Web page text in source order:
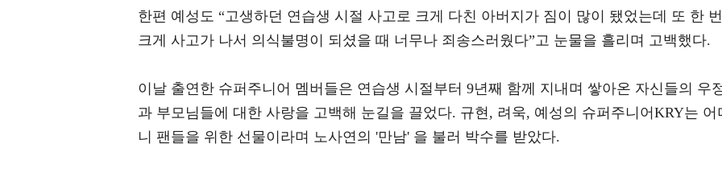
한편 예성도 “고생하던 연습생 시절 사고로 크게 다친 아버지가 짐이 많이 됐었는데 또 한 번
크게 사고가 나서 의식불명이 되셨을 때 너무나 죄송스러웠다”고 눈물을 흘리며 고백했다.
이날 출연한 슈퍼주니어 멤버들은 연습생 시절부터 9년째 함께 지내며 쌓아온 자신들의 우
과 부모님들에 대한 사랑을 고백해 눈길을 끌었다. 규현, 려욱, 예성의 슈퍼주니어KRY는 어
니 팬들을 위한 선물이라며 노사연의 '만남' 을 불러 박수를 받았다.